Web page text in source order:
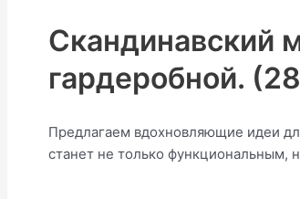
Скандинавский
гардеробной.
Предлагаем вдохновляющие идеи
станет не только функциональным,